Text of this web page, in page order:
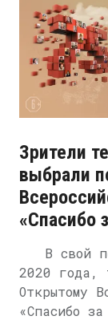
Зрители
выбрали
«Спасибо
В свой
2020 года,
Открытому
«Спасибо